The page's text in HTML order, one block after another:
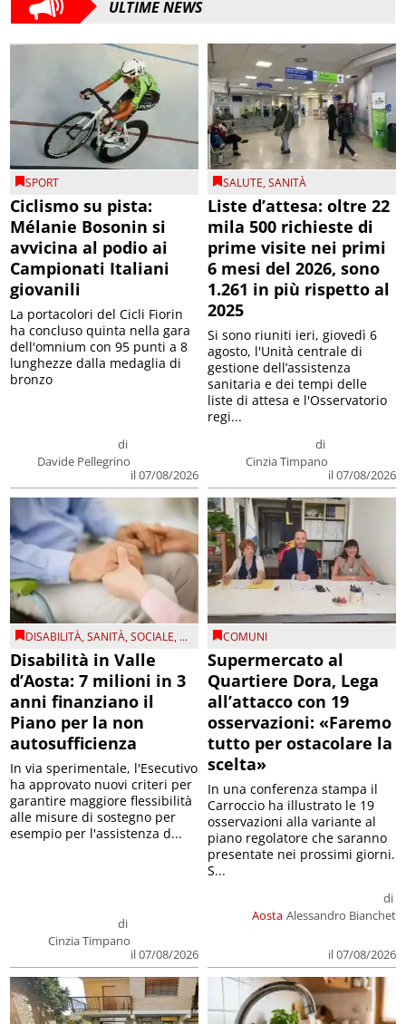
ULTIME NEWS
SPORT
Ciclismo su pista:
Mélanie Bosonin si
avvicina al podio ai
Campionati Italiani
giovanili
di
Davide Pellegrino
il 07/08/2026
La portacolori del Cicli Fiorin
ha concluso quinta nella gara
dell'omnium con 95 punti a 8
lunghezze dalla medaglia di
bronzo
SALUTE,SANITÀ
Liste d’attesa: oltre 22
mila 500 richieste di
prime visite nei primi
6 mesi del 2026, sono
1.261 in più rispetto al
2025
di
Cinzia Timpano
il 07/08/2026
Si sono riuniti ieri, giovedì 6
agosto, l'Unità centrale di
gestione dell’assistenza
sanitaria e dei tempi delle
liste di attesa e l'Osservatorio
regi...
DISABILITÀ,SANITÀ,SOCIALE, ...
Disabilità in Valle
d’Aosta: 7 milioni in 3
anni finanziano il
Piano per la non
autosufficienza
di
Cinzia Timpano
il 07/08/2026
In via sperimentale, l'Esecutivo
ha approvato nuovi criteri per
garantire maggiore flessibilità
alle misure di sostegno per
esempio per l'assistenza d...
COMUNI
Supermercato al
Quartiere Dora, Lega
all’attacco con 19
osservazioni: «Faremo
tutto per ostacolare la
scelta»
Aosta
di
Alessandro Bianchet
il 07/08/2026
In una conferenza stampa il
Carroccio ha illustrato le 19
osservazioni alla variante al
piano regolatore che saranno
presentate nei prossimi giorni.
S...